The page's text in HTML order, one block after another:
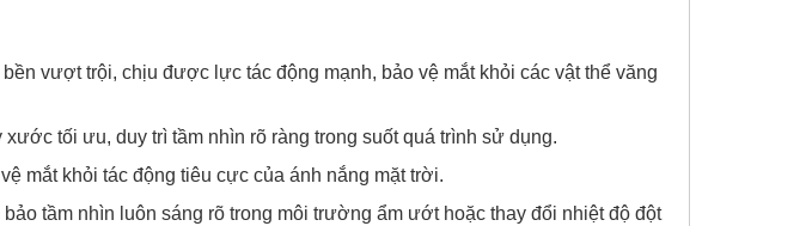
vượt trội, chịu được lực tác động mạnh, bảo vệ mắt khỏi các vật thể văng
tối ưu, duy trì tầm nhìn rõ ràng trong suốt quá trình sử dụng.
mắt khỏi tác động tiêu cực của ánh nắng mặt trời.
tầm nhìn luôn sáng rõ trong môi trường ẩm ướt hoặc thay đổi nhiệt độ đột